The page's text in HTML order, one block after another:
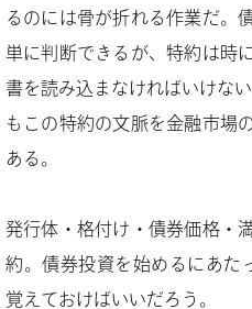
るのには骨が折れる作業だ。
単に判断できるが、特約は時
書を読み込まなければいけな
もこの特約の文脈を金融市場
ある。
発行体・格付け・債券価格・
約。債券投資を始めるにあた
覚えておけばいいだろう。